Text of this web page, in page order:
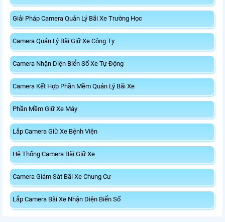
Giải Pháp Camera Quản Lý Bãi Xe Trường Học
Camera Quản Lý Bãi Giữ Xe Công Ty
Camera Nhận Diện Biển Số Xe Tự Động
Camera Kết Hợp Phần Mềm Quản Lý Bãi Xe
Phần Mềm Giữ Xe Máy
Lắp Camera Giữ Xe Bệnh Viện
Hệ Thống Camera Bãi Giữ Xe
Camera Giám Sát Bãi Xe Chung Cư
Lắp Camera Bãi Xe Nhận Diện Biển Số